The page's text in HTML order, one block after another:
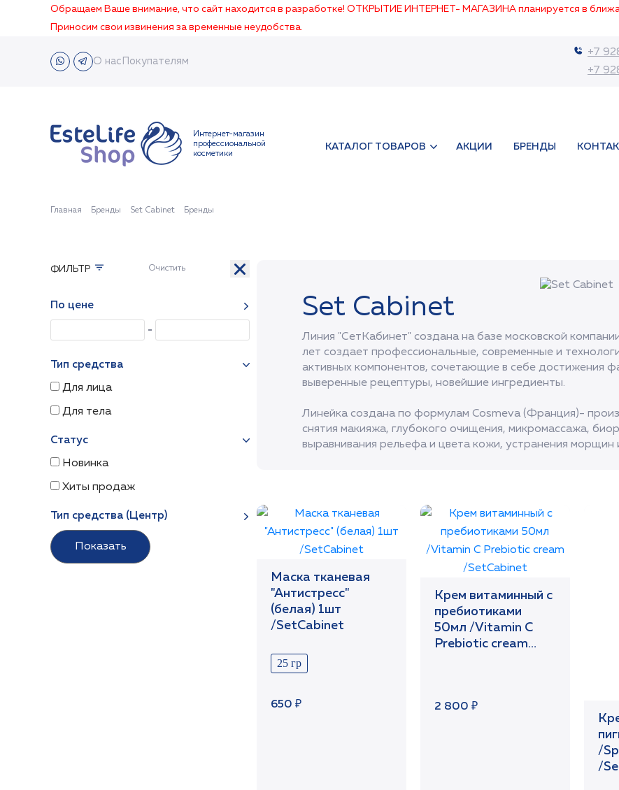
Обращаем Ваше внимание, что сайт находится в разработке! ОТКРЫТИЕ ИНТЕРНЕТ- МАГАЗИНА планируется в
Приносим свои извинения за временные неудобства.
О нас Покупателям
+7
+7
Интернет-магазин
профессиональной
косметики
КАТАЛОГ ТОВАРОВ АКЦИИ БРЕНДЫ
Главная Бренды Set Cabinet Бренды
ФИЛЬТР
По цене
Тип средства
Для лица
Для тела
Статус
Новинка
Хиты продаж
Тип средства (Центр)
Set Cabinet
Линия "СетКабинет" создана на базе московской
лет создает профессиональные, современные и
активных компонентов, сочетающие в себе достижения
выверенные рецептуры, новейшие ингредиенты.
Линейка создана по формулам Cosmeva (Франция)-
снятия макияжа, глубокого очищения, микромассажа,
выравнивания рельефа и цвета кожи, устранения морщин
Маска тканевая
"Антистресс"
(белая) 1шт
/SetCabinet
25 гр
650 ₽
Крем витаминный с
пребиотиками
50мл /Vitamin C
Prebiotic cream
2 800 ₽
/
/